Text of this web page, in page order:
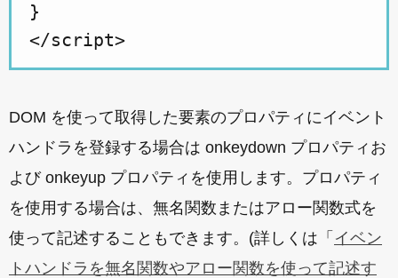
}
DOM を使って取得した要素のプロパティにイベント
ハンドラを登録する場合は onkeydown プロパティお
よび onkeyup プロパティを使用します。プロパティ
を使用する場合は、無名関数またはアロー関数式を
使って記述することもできます。(詳しくは「 イベン
トハンドラを無名関数やアロー関数を使って記述す